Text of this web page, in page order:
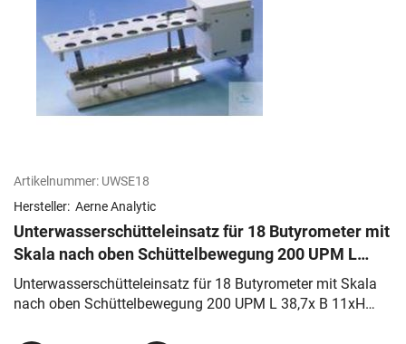
Artikelnummer: UWSE18
Hersteller: Aerne Analytic
Unterwasserschütteleinsatz für 18 Butyrometer mit
Skala nach oben Schüttelbewegung 200 UPM L
38,7x B 11xH 19cm, 230 VAC
Unterwasserschütteleinsatz für 18 Butyrometer mit Skala
nach oben Schüttelbewegung 200 UPM L 38,7x B 11xH